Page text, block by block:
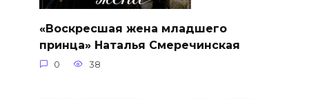
«Воскресшая жена младшего
принца» Наталья Смеречинская
0 38